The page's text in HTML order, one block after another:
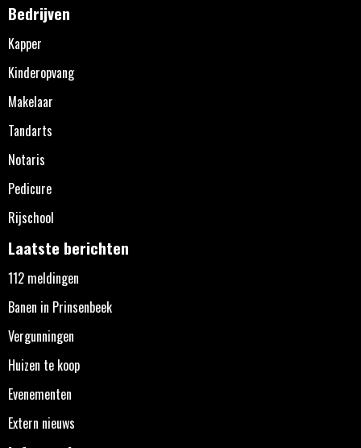
Bedrijven
Kapper
Kinderopvang
Makelaar
Tandarts
Notaris
Pedicure
Rijschool
Laatste berichten
112 meldingen
Banen in Prinsenbeek
Vergunningen
Huizen te koop
Evenementen
Extern nieuws